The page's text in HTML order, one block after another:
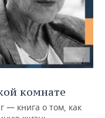
комнате
— книга о том, как